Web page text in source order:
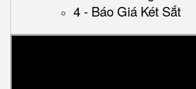
4 - Báo Giá Két Sắt